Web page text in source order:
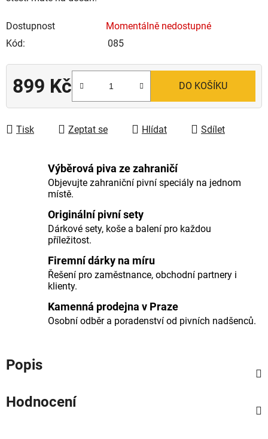
Dostupnost
Momentálně nedostupné
Kód:
085
899 Kč DO KOŠÍKU
Tisk Zeptat se Hlídat Sdílet
Výběrová piva ze zahraničí
Objevujte zahraniční pivní speciály na jednom
místě.
Originální pivní sety
Dárkové sety, koše a balení pro každou
příležitost.
Firemní dárky na míru
Řešení pro zaměstnance, obchodní partnery i
klienty.
Kamenná prodejna v Praze
Osobní odběr a poradenství od pivních nadšenců.
Popis
Hodnocení